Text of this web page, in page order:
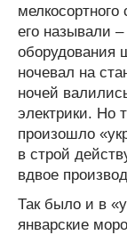
его называли
оборудования
ночевал на
ночей
электрики. Но
произошло
в строй
вдвое
Так было и в
январские